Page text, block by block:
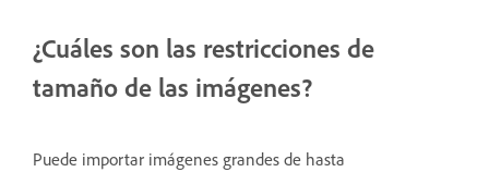
¿Cuáles son las restricciones de
tamaño de las imágenes?
Puede importar imágenes grandes de hasta